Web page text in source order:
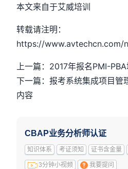
本文来自于艾威培训
转载请注明：
https://www.avtechcn.com/
上一篇：2017年报名PMI-
下一篇：报考系统集成项目管
内容
CBAP业务分析师认证
知识体系 考证须知 证书含金量
3分钟小视频 我要提问